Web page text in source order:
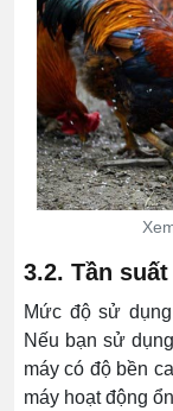
3.2. Tần
Mức độ sử
Nếu bạn sử
máy có độ bền
máy hoạt động